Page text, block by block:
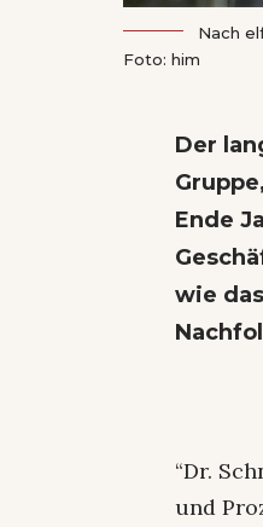
Nach
Foto: him
Der
Ende
wie
“Dr.
und